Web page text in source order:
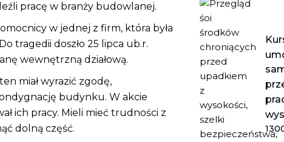
pracę w branży budowlanej.
w jednej z firm, która była
tragedii doszło 25 lipca ub.r.
wewnętrzną działową.
miał wyrazić zgodę,
budynku. W akcie
ich pracy. Mieli mieć trudności z
dolną część.